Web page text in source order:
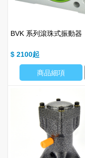
BVK 系列滾珠式振動器
$ 2100
商品細項